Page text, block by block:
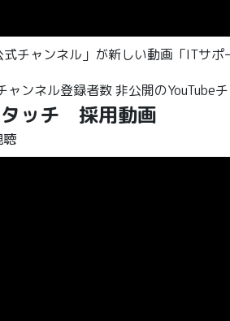
式チャンネル」が新しい動画「ITサ
ャンネル登録者数 非公開のYouTubeチ
ッチ 採用動画
聴